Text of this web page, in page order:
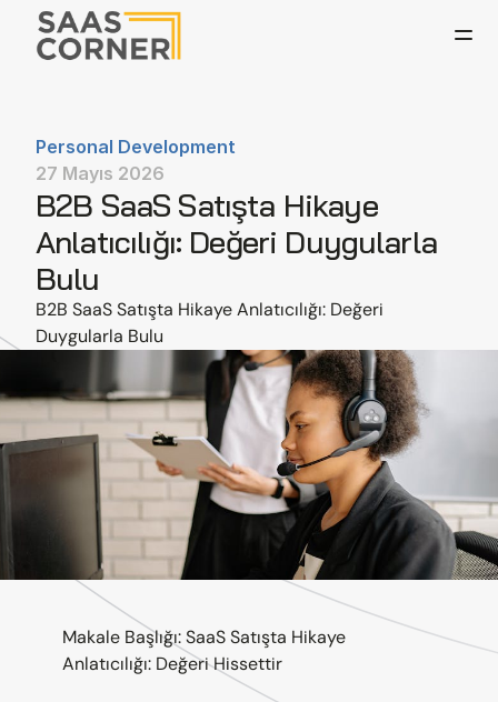
Personal Development
27 Mayıs 2026
B2B SaaS Satışta Hikaye
Anlatıcılığı: Değeri Duygularla
Bulu
B2B SaaS Satışta Hikaye Anlatıcılığı: Değeri
Duygularla Bulu
Makale Başlığı: SaaS Satışta Hikaye
Anlatıcılığı: Değeri Hissettir